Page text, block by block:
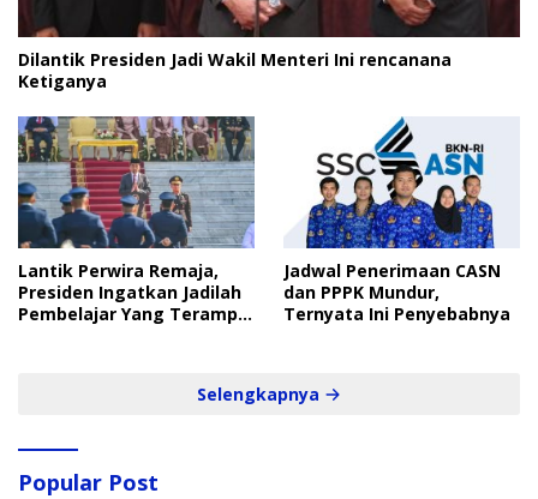
Dilantik Presiden Jadi Wakil Menteri Ini rencanana
Ketiganya
Lantik Perwira Remaja,
Presiden Ingatkan Jadilah
Pembelajar Yang Terampil
Jadwal Penerimaan CASN
dan PPPK Mundur,
Ternyata Ini Penyebabnya
Selengkapnya
Popular Post